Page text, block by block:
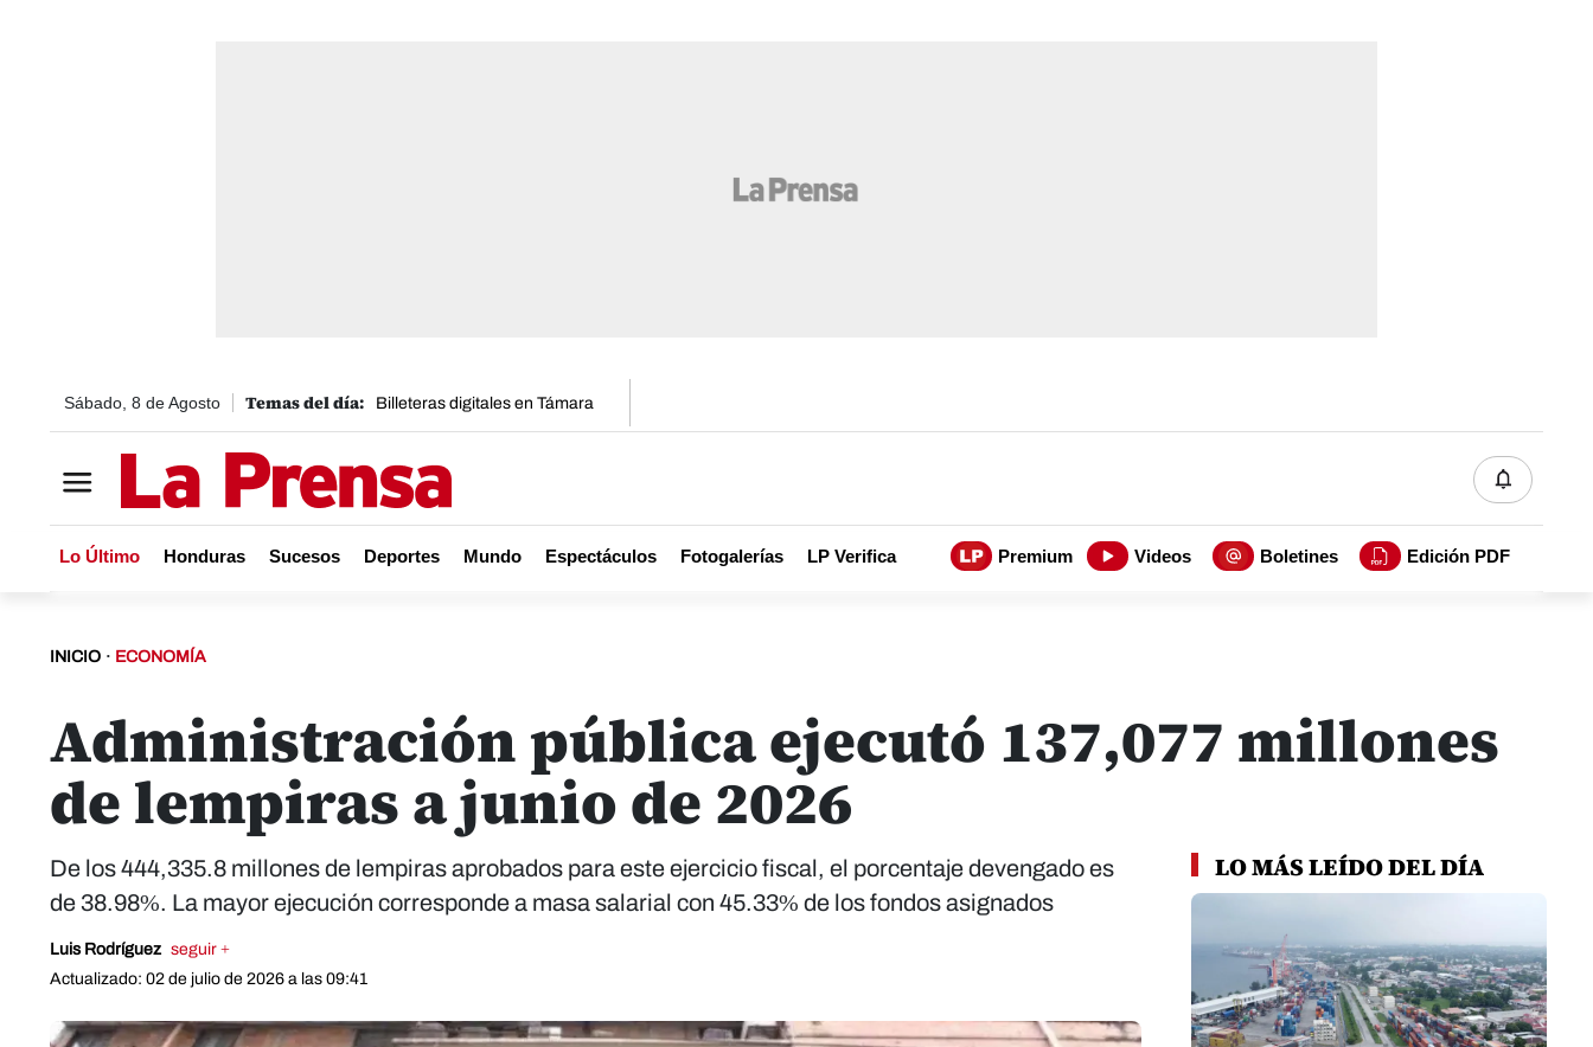
Sábado, 8 de Agosto Billeteras digitales en Támara
Lo Último Honduras Sucesos Deportes Mundo Espectáculos Fotogalerías LP Verifica Premium Videos Boletines Edición PDF
INICIO · ECONOMÍA
Administración pública ejecutó 137,077 millones
de lempiras a junio de 2026
De los 444,335.8 millones de lempiras aprobados para este ejercicio fiscal, el porcentaje devengado es
de 38.98%. La mayor ejecución corresponde a masa salarial con 45.33% de los fondos asignados
Luis Rodríguez seguir +
Actualizado: 02 de julio de 2026 a las 09:41
LO MÁS LEÍDO DEL DÍA